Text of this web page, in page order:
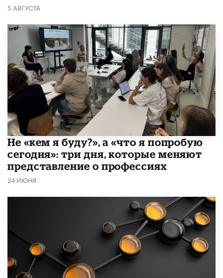
5 АВГУСТА
Не «кем я буду?», а «что я попробую
сегодня»: три дня, которые меняют
представление о профессиях
24 ИЮНЯ